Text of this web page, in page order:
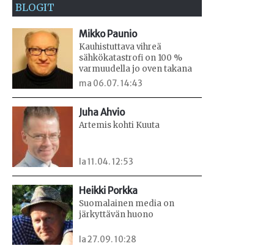
BLOGIT
Mikko Paunio
Kauhistuttava vihreä
sähkökatastrofi on 100 %
varmuudella jo oven takana
ma 06.07. 14:43
Juha Ahvio
Artemis kohti Kuuta
la 11.04. 12:53
Heikki Porkka
Suomalainen media on
järkyttävän huono
la 27.09. 10:28